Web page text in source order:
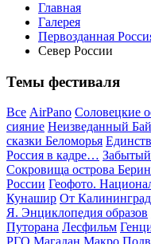
Главная
Галерея
Первозданная
Север России
Темы фестиваля
Все AirPano Соловецкие
сияние Неизведанный
сказки Беломорья
Россия в кадре…
Сокровища острова
России Геофото.
Кунашир От
Я. Энциклопедия образов
Путорана Лесфильм